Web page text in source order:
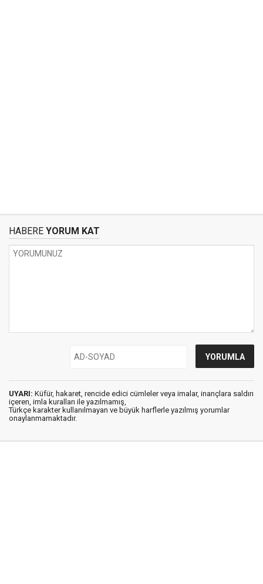
HABERE YORUM KAT
UYARI: Küfür, hakaret, rencide edici cümleler veya imalar, inançlara saldırı
içeren, imla kuralları ile yazılmamış,
Türkçe karakter kullanılmayan ve büyük harflerle yazılmış yorumlar
onaylanmamaktadır.